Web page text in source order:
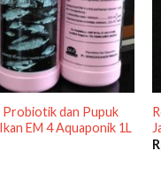
Probiotik dan Pupuk
EM 4 Aquaponik 1L